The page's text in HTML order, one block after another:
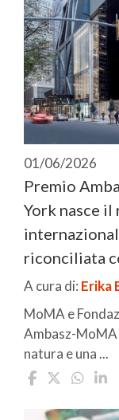
01/06/2026
Premio
York nasce
riconciliata
A cura di: Erika
MoMA e
Ambasz-
natura e una ...